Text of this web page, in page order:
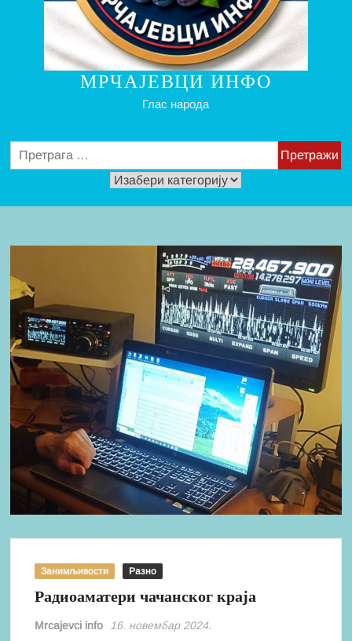
МРЧАЈЕВЦИ ИНФО
Глас народа
Претрага
за:
Изабери
Занимљивости Разно
Радиоаматери чачанског краја
Mrcajevci info 16. новембар 2024.